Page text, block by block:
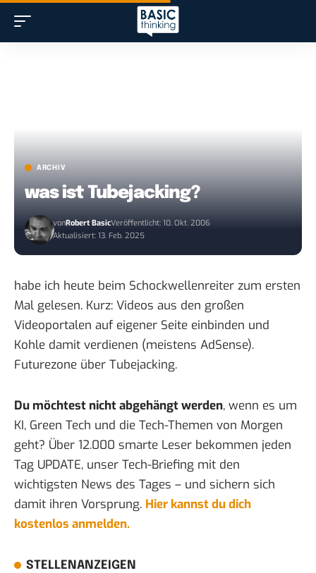
ARCHIV
was ist Tubejacking?
vonRobert BasicVeröffentlicht: 10. Okt. 2006
Aktualisiert: 13. Feb. 2025
habe ich heute beim Schockwellenreiter zum ersten
Mal gelesen. Kurz: Videos aus den großen
Videoportalen auf eigener Seite einbinden und
Kohle damit verdienen (meistens AdSense).
Futurezone über Tubejacking.
Du möchtest nicht abgehängt werden, wenn es um
KI, Green Tech und die Tech-Themen von Morgen
geht? Über 12.000 smarte Leser bekommen jeden
Tag UPDATE, unser Tech-Briefing mit den
wichtigsten News des Tages – und sichern sich
damit ihren Vorsprung. Hier kannst du dich
kostenlos anmelden.
STELLENANZEIGEN